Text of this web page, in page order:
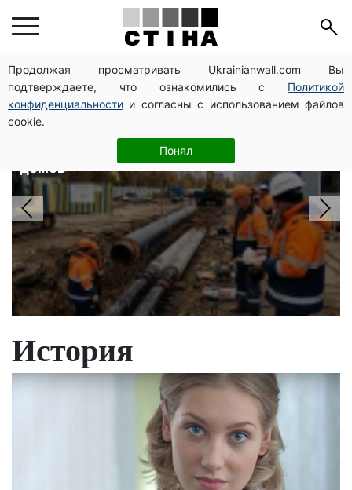
Продолжая просматривать Ukrainianwall.com Вы
подтверждаете, что ознакомились с Политикой
конфиденциальности и согласны с использованием файлов
cookie.
Понял
Главные новости
Более 600 деревьев вырубают на
резервную теплосеть для 183
домов
История